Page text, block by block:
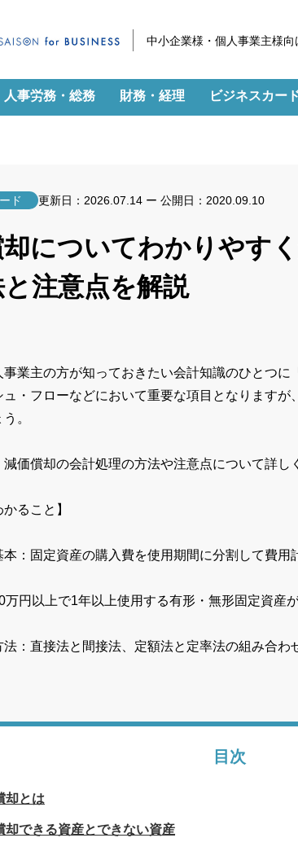
中小企業様・個人事業主様
人事労務・総務 財務・経理 ビジネスカー
ド 更新日： 2026.07.14 ー 公開日： 2020.09.10
についてわかりやす
注意点を解説
事業主の方が知っておきたい会計知識のひとつに
ュ・フローなどにおいて重要な項目となります
。
価償却の会計処理の方法や注意点について詳し
かること】
：固定資産の購入費を使用期間に分割して費用
万円以上で1年以上使用する有形・無形固定資産
：直接法と間接法、定額法と定率法の組み合わ
目次
却とは
却できる資産とできない資産